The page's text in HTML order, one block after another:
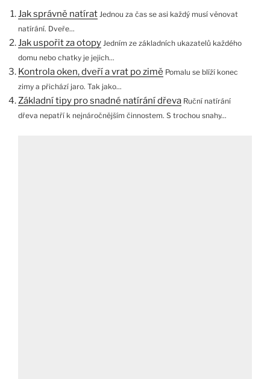
Jak správně natírat Jednou za čas se asi každý musí věnovat
natírání. Dveře...
Jak uspořit za otopy Jedním ze základních ukazatelů každého
domu nebo chatky je jejich...
Kontrola oken, dveří a vrat po zimě Pomalu se blíží konec
zimy a přichází jaro. Tak jako...
Základní tipy pro snadné natírání dřeva Ruční natírání
dřeva nepatří k nejnáročnějším činnostem. S trochou snahy...